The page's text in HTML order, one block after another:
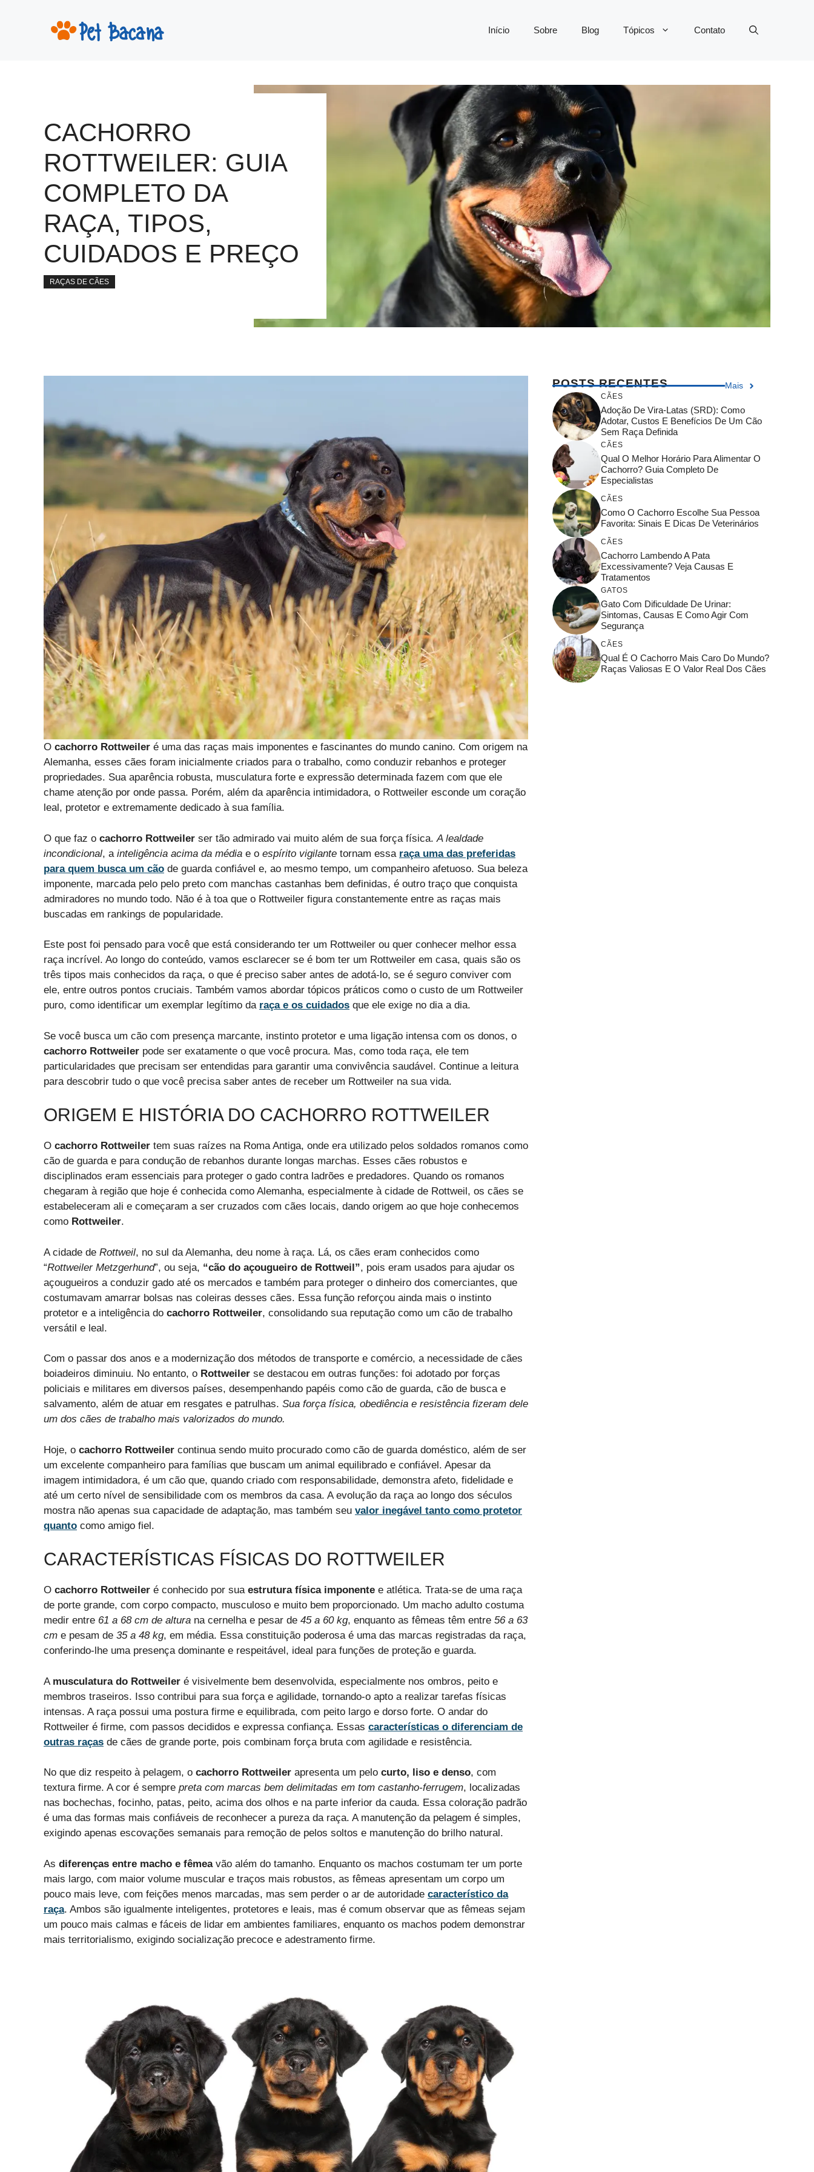
Início Sobre Blog Tópicos Contato
CACHORRO
ROTTWEILER: GUIA
COMPLETO DA
RAÇA, TIPOS,
CUIDADOS E PREÇO
RAÇAS DE CÃES
O cachorro Rottweiler é uma das raças mais imponentes e fascinantes do mundo canino. Com origem na
Alemanha, esses cães foram inicialmente criados para o trabalho, como conduzir rebanhos e proteger
propriedades. Sua aparência robusta, musculatura forte e expressão determinada fazem com que ele
chame atenção por onde passa. Porém, além da aparência intimidadora, o Rottweiler esconde um coração
leal, protetor e extremamente dedicado à sua família.
O que faz o cachorro Rottweiler ser tão admirado vai muito além de sua força física. A lealdade
incondicional, a inteligência acima da média e o espírito vigilante tornam essa raça uma das preferidas
para quem busca um cão de guarda confiável e, ao mesmo tempo, um companheiro afetuoso. Sua beleza
imponente, marcada pelo pelo preto com manchas castanhas bem definidas, é outro traço que conquista
admiradores no mundo todo. Não é à toa que o Rottweiler figura constantemente entre as raças mais
buscadas em rankings de popularidade.
Este post foi pensado para você que está considerando ter um Rottweiler ou quer conhecer melhor essa
raça incrível. Ao longo do conteúdo, vamos esclarecer se é bom ter um Rottweiler em casa, quais são os
três tipos mais conhecidos da raça, o que é preciso saber antes de adotá-lo, se é seguro conviver com
ele, entre outros pontos cruciais. Também vamos abordar tópicos práticos como o custo de um Rottweiler
puro, como identificar um exemplar legítimo da raça e os cuidados que ele exige no dia a dia.
Se você busca um cão com presença marcante, instinto protetor e uma ligação intensa com os donos, o
cachorro Rottweiler pode ser exatamente o que você procura. Mas, como toda raça, ele tem
particularidades que precisam ser entendidas para garantir uma convivência saudável. Continue a leitura
para descobrir tudo o que você precisa saber antes de receber um Rottweiler na sua vida.
ORIGEM E HISTÓRIA DO CACHORRO ROTTWEILER
O cachorro Rottweiler tem suas raízes na Roma Antiga, onde era utilizado pelos soldados romanos como
cão de guarda e para condução de rebanhos durante longas marchas. Esses cães robustos e
disciplinados eram essenciais para proteger o gado contra ladrões e predadores. Quando os romanos
chegaram à região que hoje é conhecida como Alemanha, especialmente à cidade de Rottweil, os cães se
estabeleceram ali e começaram a ser cruzados com cães locais, dando origem ao que hoje conhecemos
como Rottweiler.
A cidade de Rottweil, no sul da Alemanha, deu nome à raça. Lá, os cães eram conhecidos como
“Rottweiler Metzgerhund”, ou seja, “cão do açougueiro de Rottweil”, pois eram usados para ajudar os
açougueiros a conduzir gado até os mercados e também para proteger o dinheiro dos comerciantes, que
costumavam amarrar bolsas nas coleiras desses cães. Essa função reforçou ainda mais o instinto
protetor e a inteligência do cachorro Rottweiler, consolidando sua reputação como um cão de trabalho
versátil e leal.
Com o passar dos anos e a modernização dos métodos de transporte e comércio, a necessidade de cães
boiadeiros diminuiu. No entanto, o Rottweiler se destacou em outras funções: foi adotado por forças
policiais e militares em diversos países, desempenhando papéis como cão de guarda, cão de busca e
salvamento, além de atuar em resgates e patrulhas. Sua força física, obediência e resistência fizeram dele
um dos cães de trabalho mais valorizados do mundo.
Hoje, o cachorro Rottweiler continua sendo muito procurado como cão de guarda doméstico, além de ser
um excelente companheiro para famílias que buscam um animal equilibrado e confiável. Apesar da
imagem intimidadora, é um cão que, quando criado com responsabilidade, demonstra afeto, fidelidade e
até um certo nível de sensibilidade com os membros da casa. A evolução da raça ao longo dos séculos
mostra não apenas sua capacidade de adaptação, mas também seu valor inegável tanto como protetor
quanto como amigo fiel.
CARACTERÍSTICAS FÍSICAS DO ROTTWEILER
O cachorro Rottweiler é conhecido por sua estrutura física imponente e atlética. Trata-se de uma raça
de porte grande, com corpo compacto, musculoso e muito bem proporcionado. Um macho adulto costuma
medir entre 61 a 68 cm de altura na cernelha e pesar de 45 a 60 kg, enquanto as fêmeas têm entre 56 a 63
cm e pesam de 35 a 48 kg, em média. Essa constituição poderosa é uma das marcas registradas da raça,
conferindo-lhe uma presença dominante e respeitável, ideal para funções de proteção e guarda.
A musculatura do Rottweiler é visivelmente bem desenvolvida, especialmente nos ombros, peito e
membros traseiros. Isso contribui para sua força e agilidade, tornando-o apto a realizar tarefas físicas
intensas. A raça possui uma postura firme e equilibrada, com peito largo e dorso forte. O andar do
Rottweiler é firme, com passos decididos e expressa confiança. Essas características o diferenciam de
outras raças de cães de grande porte, pois combinam força bruta com agilidade e resistência.
No que diz respeito à pelagem, o cachorro Rottweiler apresenta um pelo curto, liso e denso, com
textura firme. A cor é sempre preta com marcas bem delimitadas em tom castanho-ferrugem, localizadas
nas bochechas, focinho, patas, peito, acima dos olhos e na parte inferior da cauda. Essa coloração padrão
é uma das formas mais confiáveis de reconhecer a pureza da raça. A manutenção da pelagem é simples,
exigindo apenas escovações semanais para remoção de pelos soltos e manutenção do brilho natural.
As diferenças entre macho e fêmeavão além do tamanho. Enquanto os machos costumam ter um porte
mais largo, com maior volume muscular e traços mais robustos, as fêmeas apresentam um corpo um
pouco mais leve, com feições menos marcadas, mas sem perder o ar de autoridade característico da
raça. Ambos são igualmente inteligentes, protetores e leais, mas é comum observar que as fêmeas sejam
um pouco mais calmas e fáceis de lidar em ambientes familiares, enquanto os machos podem demonstrar
mais territorialismo, exigindo socialização precoce e adestramento firme.
POSTS RECENTES Mais
CÃES
Adoção De Vira-Latas (SRD): Como
Adotar, Custos E Benefícios De Um Cão
Sem Raça Definida
CÃES
Qual O Melhor Horário Para Alimentar O
Cachorro? Guia Completo De
Especialistas
CÃES
Como O Cachorro Escolhe Sua Pessoa
Favorita: Sinais E Dicas De Veterinários
CÃES
Cachorro Lambendo A Pata
Excessivamente? Veja Causas E
Tratamentos
GATOS
Gato Com Dificuldade De Urinar:
Sintomas, Causas E Como Agir Com
Segurança
CÃES
Qual É O Cachorro Mais Caro Do Mundo?
Raças Valiosas E O Valor Real Dos Cães